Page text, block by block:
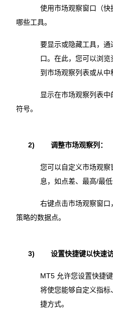
使用市场观察窗口（
哪些工具。
要显示或隐藏工具，
口。在此，您可以浏
到市场观察列表或从中
显示在市场观察列表
符号。
2) 调整市场观察列：
您可以自定义市场观
息，如点差、最高/最低
右键点击市场观察窗口
策略的数据点。
3) 设置快捷键以快速访
MT5 允许您设置快捷
将使您能够自定义指
捷方式。